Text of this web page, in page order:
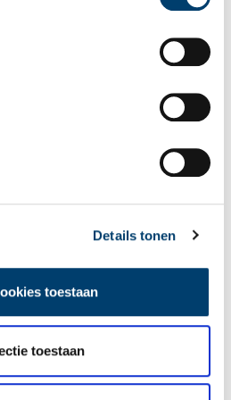
Details tonen
toestaan
toestaan
Het huis wordt door een gang
Het daarnaast staande
van de ontwikkeling van boerderij
in de zeventiende en achttiende
de gebouwen en de aanleg overstijgt